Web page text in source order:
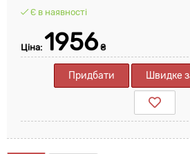
Є в наявності
Ціна: 1956₴
Придбати Швидке